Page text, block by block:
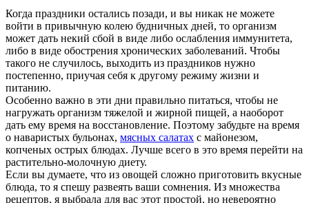
Когда праздники остались позади, и вы никак не можете
войти в привычную колею будничных дней, то организм
может дать некий сбой в виде либо ослабления иммунитета,
либо в виде обострения хронических заболеваний. Чтобы
такого не случилось, выходить из праздников нужно
постепенно, приучая себя к другому режиму жизни и
питанию.
Особенно важно в эти дни правильно питаться, чтобы не
нагружать организм тяжелой и жирной пищей, а наоборот
дать ему время на восстановление. Поэтому забудьте на время
о наваристых бульонах, мясных салатах с майонезом,
копченых острых блюдах. Лучше всего в это время перейти на
растительно-молочную диету.
Если вы думаете, что из овощей сложно приготовить вкусные
блюда, то я спешу развеять ваши сомнения. Из множества
рецептов, я выбрала для вас этот простой, но невероятно